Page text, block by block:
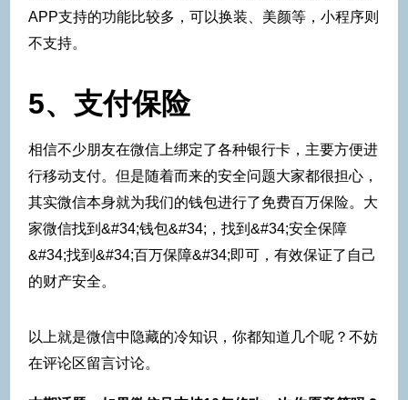
APP支持的功能比较多，可以换装、美颜等，小程序则
不支持。
5、支付保险
相信不少朋友在微信上绑定了各种银行卡，主要方便进
行移动支付。但是随着而来的安全问题大家都很担心，
其实微信本身就为我们的钱包进行了免费百万保险。大
家微信找到&#34;钱包&#34;，找到&#34;安全保障
&#34;找到&#34;百万保障&#34;即可，有效保证了自己
的财产安全。
以上就是微信中隐藏的冷知识，你都知道几个呢？不妨
在评论区留言讨论。